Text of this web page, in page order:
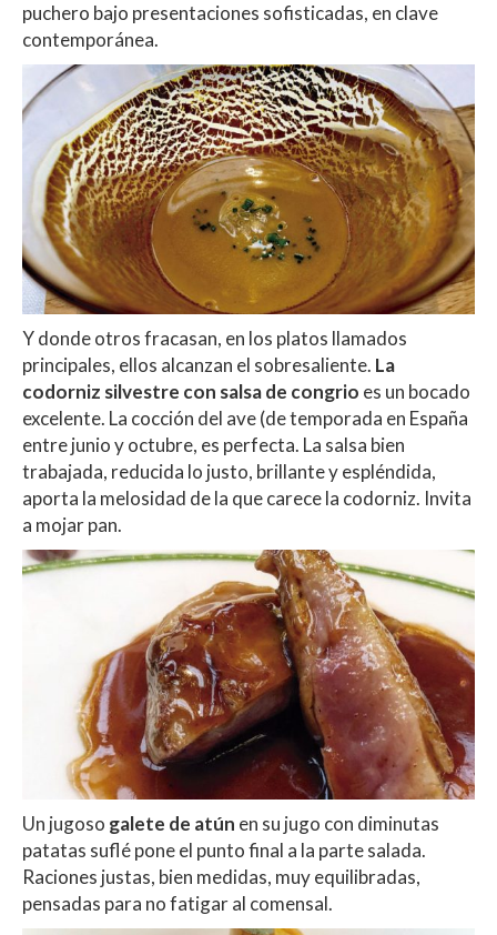
puchero bajo presentaciones sofisticadas, en clave
contemporánea.
Y donde otros fracasan, en los platos llamados
principales, ellos alcanzan el sobresaliente. La
codorniz silvestre con salsa de congrio es un bocado
excelente. La cocción del ave (de temporada en España
entre junio y octubre, es perfecta. La salsa bien
trabajada, reducida lo justo, brillante y espléndida,
aporta la melosidad de la que carece la codorniz. Invita
a mojar pan.
Un jugoso galete de atún en su jugo con diminutas
patatas suflé pone el punto final a la parte salada.
Raciones justas, bien medidas, muy equilibradas,
pensadas para no fatigar al comensal.